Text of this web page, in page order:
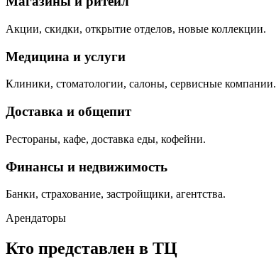
Акции, скидки, открытие отделов, новые коллекции.
Медицина и услуги
Клиники, стоматологии, салоны, сервисные компании.
Доставка и общепит
Рестораны, кафе, доставка еды, кофейни.
Финансы и недвижимость
Банки, страхование, застройщики, агентства.
Арендаторы
Кто представлен в ТЦ